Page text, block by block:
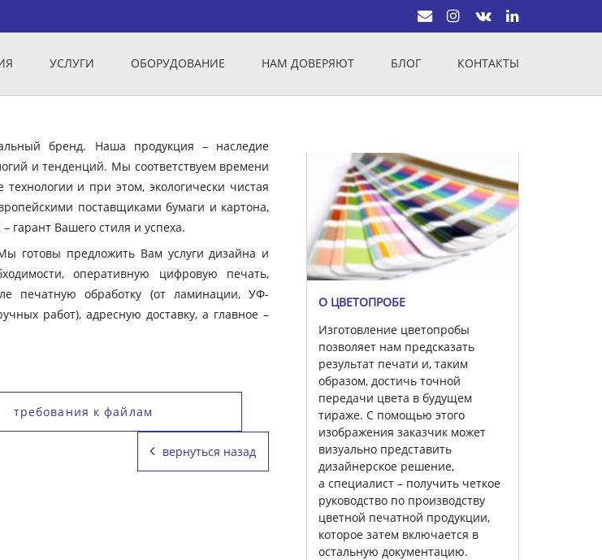
УСЛУГИ ОБОРУДОВАНИЕ НАМ ДОВЕРЯЮТ БЛОГ КОНТАКТЫ
бренд. Наша продукция – наследие
и тенденций. Мы соответствуем времени
и при этом, экологически чистая
поставщиками бумаги и картона,
Вашего стиля и успеха.
готовы предложить Вам услуги дизайна и
оперативную цифровую печать,
печатную обработку (от ламинации, УФ-
работ), адресную доставку, а главное –
требования к файлам
вернуться назад
О ЦВЕТОПРОБЕ
Изготовление цветопробы
позволяет нам предсказать
результат печати и, таким
образом, достичь точной
передачи цвета в будущем
тираже. С помощью этого
изображения заказчик может
визуально представить
дизайнерское решение,
а специалист – получить четкое
руководство по производству
цветной печатной продукции,
которое затем включается в
остальную документацию.